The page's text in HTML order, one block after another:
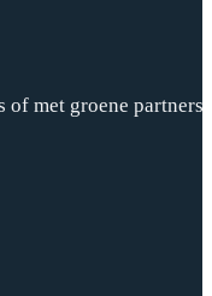
met groene partners